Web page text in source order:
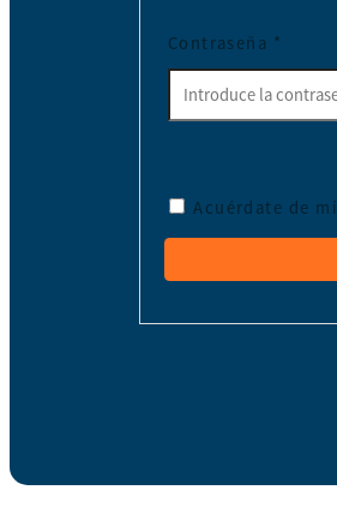
Contraseña *
Acuérdate de mí